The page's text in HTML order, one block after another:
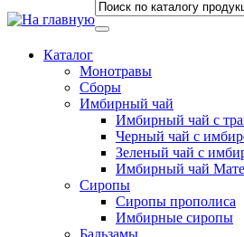
Каталог
Монотравы
Сборы
Имбирный чай
Имбирный чай с
Черный чай с
Зеленый чай с
Имбирный чай Мате
Сиропы
Сиропы прополиса
Имбирные сиропы
Бальзамы